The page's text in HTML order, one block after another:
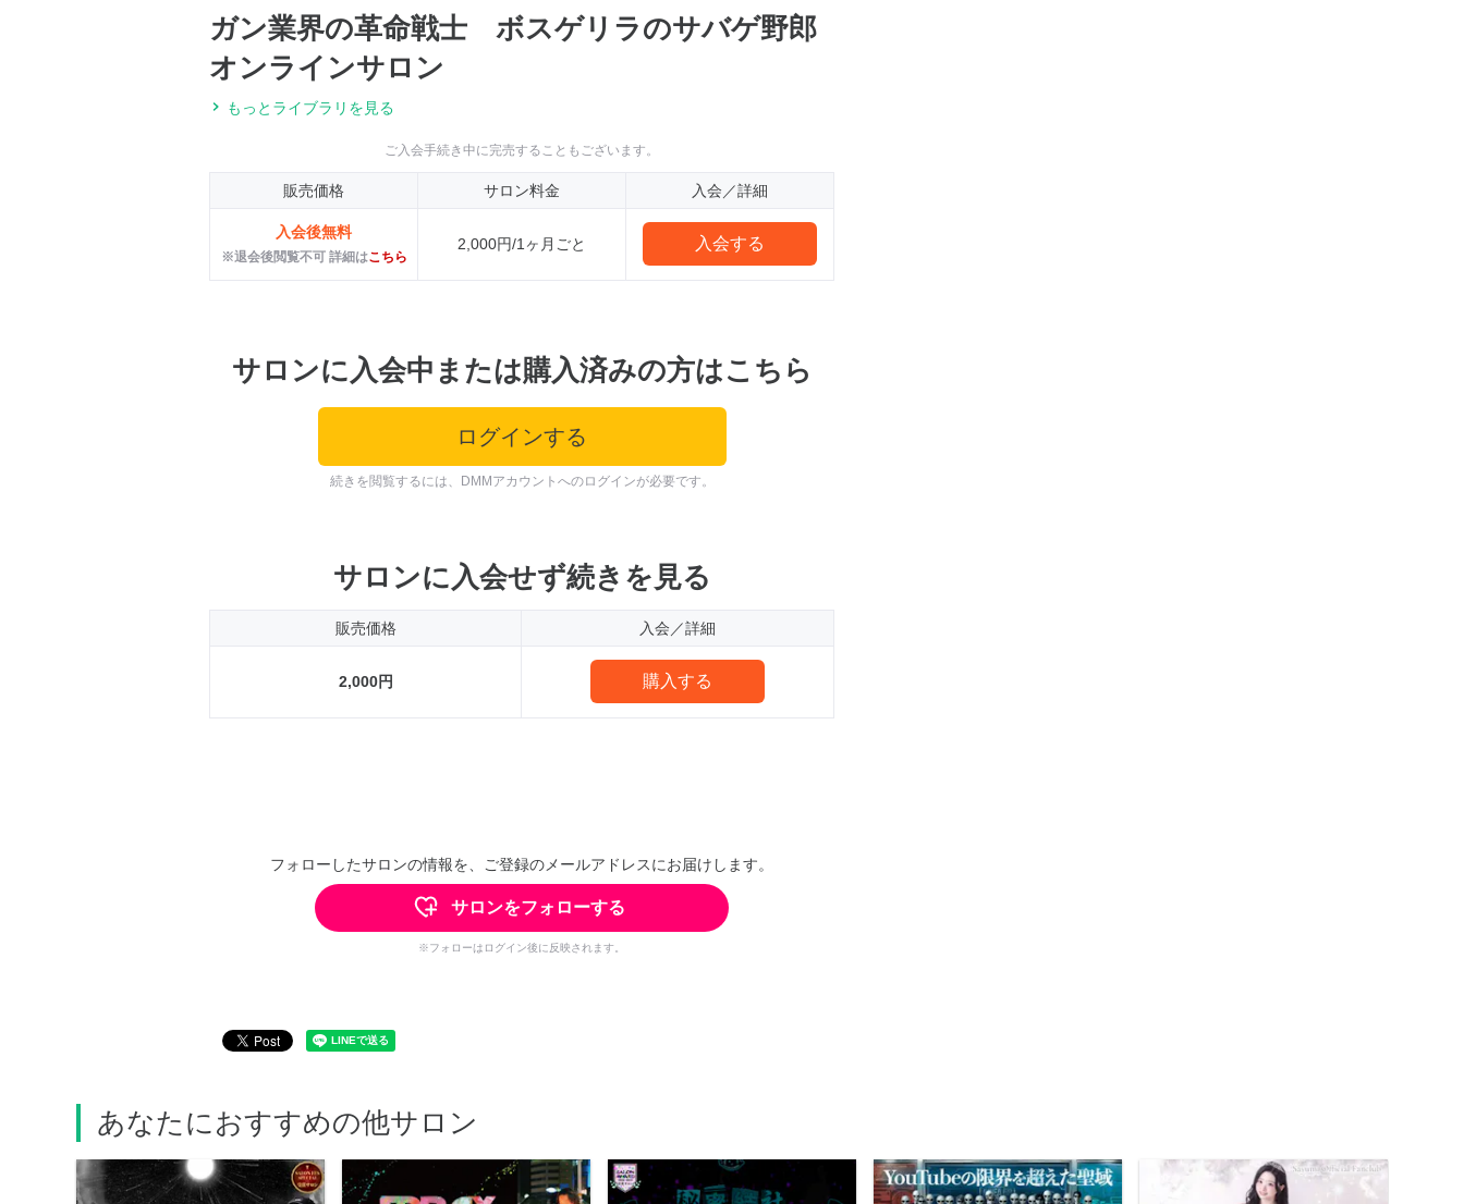
ガン業界の革命戦士 ボスゲリラのサバゲ野郎
オンラインサロン
もっとライブラリを見る
ご入会手続き中に完売することもございます。
販売価格 サロン料金 入会／詳細
入会後無料
※退会後閲覧不可 詳細はこちら
2,000円/1ヶ月ごと 入会する
サロンに入会中または購入済みの方はこちら
ログインする
続きを閲覧するには、DMMアカウントへのログインが必要です。
サロンに入会せず続きを見る
販売価格 入会／詳細
2,000円 購入する
フォローしたサロンの情報を、ご登録のメールアドレスにお届けします。
サロンをフォローする
※フォローはログイン後に反映されます。
あなたにおすすめの他サロン